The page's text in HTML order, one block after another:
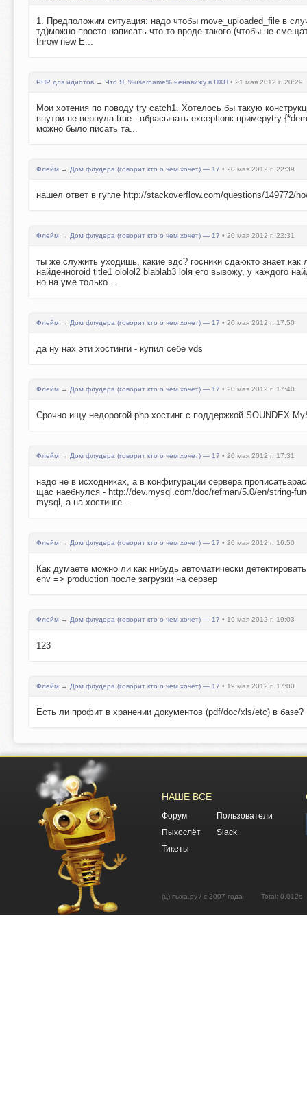
1. Предположим ситуация: надо чтобы move_uploaded_file в
тд)можно просто написать что-то вроде такого (чтобы не
throw new E...
PHP для идиотов → Что Я, %username% ненавижу в ПХП • 21 мая 2012 г. 20:29
Мои хотения по поводу try catch1. Хотелось бы такую
внутри не вернула true - вбрасывать exceptionк примеруtry
можно было писать та...
Флейм → Дом флудера (говорит кто о чем хочет) — 17 • 20 мая 2012 г. 22:39
нашел ответ в гугле http://stackoverflow.com/questions/149772/
Флейм → Дом флудера (говорит кто о чем хочет) — 17 • 20 мая 2012 г. 22:31
ты же служить уходишь, какие вдс? госники сдаюкто знает как
найденногоid title1 ololol2 blablab3 lolя его вывожу, у каждого
но на уме только ...
Флейм → Дом флудера (говорит кто о чем хочет) — 17 • 20 мая 2012 г. 17:50
да ну нах эти хостинги - купил себе vds
Флейм → Дом флудера (говорит кто о чем хочет) — 17 • 20 мая 2012 г. 17:40
Срочно ищу недорогой php хостинг с поддержкой SOUNDEX
Флейм → Дом флудера (говорит кто о чем хочет) — 17 • 20 мая 2012 г. 17:31
надо не в исходниках, а в конфигурации сервера
щас наебнулся - http://dev.mysql.com/doc/refman/5.0/en/string-
mysql, а на хостинге...
Флейм → Дом флудера (говорит кто о чем хочет) — 17 • 20 мая 2012 г. 16:50
Как думаете можно ли как нибудь автоматически
env => production после загрузки на сервер
Флейм → Дом флудера (говорит кто о чем хочет) — 17 • 19 мая 2012 г. 19:03
123
Флейм → Дом флудера (говорит кто о чем хочет) — 17 • 19 мая 2012 г. 17:00
Есть ли профит в хранении документов (pdf/doc/xls/etc) в базе?
НАШЕ ВСЕ
Форум
Пользователи
Пыхослёт
Slack
Тикеты
(ц) пыха.ру / с 2007 года Total: